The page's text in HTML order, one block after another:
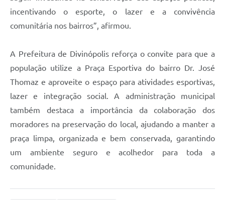
incentivando o esporte, o lazer e a convivência
comunitária nos bairros”, afirmou.
A Prefeitura de Divinópolis reforça o convite para que a
população utilize a Praça Esportiva do bairro Dr. José
Thomaz e aproveite o espaço para atividades esportivas,
lazer e integração social. A administração municipal
também destaca a importância da colaboração dos
moradores na preservação do local, ajudando a manter a
praça limpa, organizada e bem conservada, garantindo
um ambiente seguro e acolhedor para toda a
comunidade.